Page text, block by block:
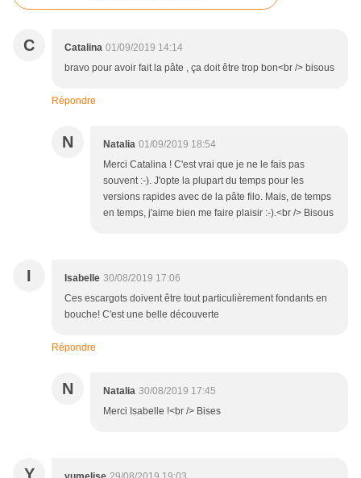
C Catalina 01/09/2019 14:14
bravo pour avoir fait la pâte , ça doit être trop bon<br /> bisous
Répondre
N Natalia 01/09/2019 18:54
Merci Catalina ! C'est vrai que je ne le fais pas
souvent :-). J'opte la plupart du temps pour les
versions rapides avec de la pâte filo. Mais, de temps
en temps, j'aime bien me faire plaisir :-).<br /> Bisous
I Isabelle 30/08/2019 17:06
Ces escargots doivent être tout particulièrement fondants en
bouche! C'est une belle découverte
Répondre
N Natalia 30/08/2019 17:45
Merci Isabelle !<br /> Bises
Y